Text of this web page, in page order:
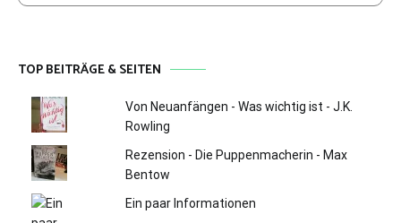
TOP BEITRÄGE & SEITEN
Von Neuanfängen - Was wichtig ist - J.K.
Rowling
Rezension - Die Puppenmacherin - Max
Bentow
Ein paar Informationen